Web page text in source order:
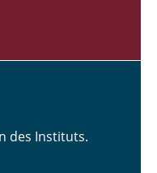
des Instituts.